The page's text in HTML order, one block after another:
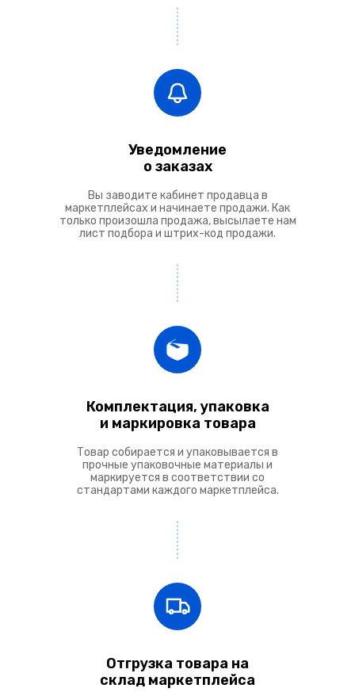
Уведомление
о заказах
Вы заводите кабинет продавца в
маркетплейсах и начинаете продажи. Как
только произошла продажа, высылаете нам
лист подбора и штрих-код продажи.
Комплектация, упаковка
и маркировка товара
Товар собирается и упаковывается в
прочные упаковочные материалы и
маркируется в соответствии со
стандартами каждого маркетплейса.
Отгрузка товара на
склад маркетплейса